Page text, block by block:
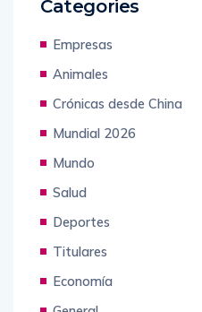
Categories
Empresas
Animales
Crónicas desde China
Mundial 2026
Mundo
Salud
Deportes
Titulares
Economía